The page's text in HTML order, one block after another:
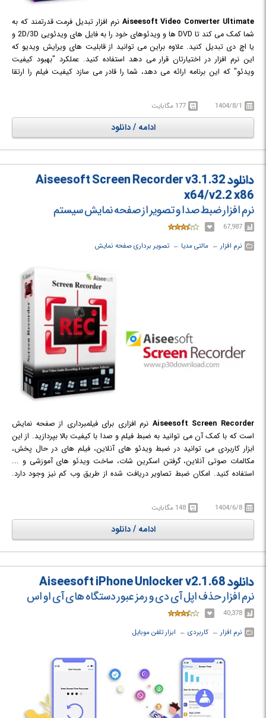
Aiseesoft Video Converter Ultimate نرم افزار تبدیل فرمت قدرتمند که به
شما کمک می کند تا DVD ها و ویدئوهای خود را به فایل های ویدئویی 2D/3D و
یا اچ دی تبدیل کنید. علاوه براین می توانید از قابلیت های ویرایش ویدیو که
این نرم افزار در اختیارتان قرار می دهد استفاده کنید. عملکرد "بهبود کیفیت
ویدئو" که این برنامه ارائه می دهد، شما را قادر می سازد کیفیت فیلم را ارتقا
ویدئویی آزار دهنده را حذف کنید. عملکردهای ویرایش ویدیو همچنین به شما
امکان می دهد ویدئوها را بچرخانید، رنگ و میزان صدای ویدئو را تنظیم کنید و
بعد از ویرایش، هر افکتی که دوست دارید (ترسناک، عاشقانه، خنده دار و غیره)
برای فیلم اعمال کنید.
1404/8/1 177 مگابایت
ادامه / دانلود
دانلود Aiseesoft Screen Recorder v3.1.32
x64/v2.2 x86
نرم افزار ضبط صدا و تصویر از صفحه نمایش سیستم
67,987
نرم افزار ← ‏ مالتی مدیا ← ‏تصویر برداری صفحه نمایش
Aiseesoft Screen Recorder نرم افزاری برای فیلمبرداری از صفحه نمایش
است که با کمک آن می توانید به ضبط فیلم و صدا با کیفیت بالا بپردازید. از این
ابزار کاربردی می توانید در ضبط ویدئو های آنلاین، فیلم های در حال پخش،
مکالمات صوتی آنلاین، گرفتن اسکرین شات، ساخت ویدئو های آموزشی و ...
استفاده کنید. امکان ضبط تصاویر دریافت شده از طریق وب کم نیز وجود دارد.
پخش و برنامه های رادیویی آنلاین، آن ها را به راحتی ضبط کنید. فایل های
صوتی ضبط شده در قالب یکی از فرمت های MP3/WMA/AAC/M4A بر روی
سیستم شما ذخیره شده و هر زمان که خواستید می توانید آن ها را پخش کنید.
1404/6/8 148 مگابایت
ادامه / دانلود
دانلود Aiseesoft iPhone Unlocker v2.1.68
نرم افزار حذف اپل آی دی و رمز عبور دستگاه های آی او اس
40,378
نرم افزار ← ‏ کاربردی ← ‏ ابزار تلفن موبایل